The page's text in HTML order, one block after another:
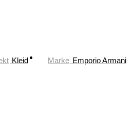
Kleid Marke Emporio Armani